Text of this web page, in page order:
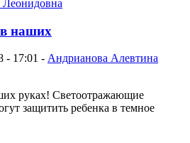
в наших
- 17:01 - Андрианова Алевтина
руках! Светоотражающие
защитить ребенка в темное